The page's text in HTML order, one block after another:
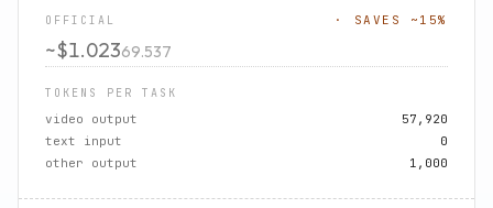
OFFICIAL · SAVES ~ 15%
~$1.02369.537
TOKENS PER TASK
video output
57,920
text input
0
other output
1,000